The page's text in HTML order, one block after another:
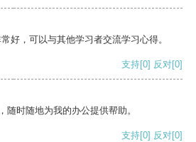
好，可以与其他学习者交流学习心得。
支持[0] 反对[0]
随时随地为我的办公提供帮助。
支持[0] 反对[0]